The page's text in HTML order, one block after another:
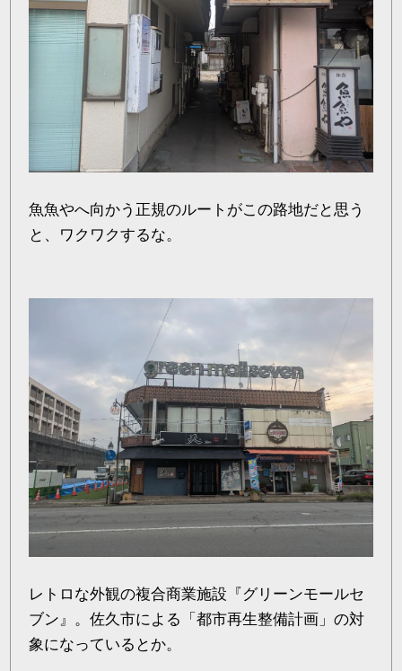
魚魚やへ向かう正規のルートがこの路地だと思う
と、ワクワクするな。
レトロな外観の複合商業施設『グリーンモールセ
ブン』。佐久市による「都市再生整備計画」の対
象になっているとか。